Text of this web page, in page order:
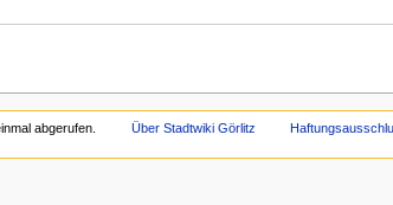
abgerufen. Über Stadtwiki Görlitz